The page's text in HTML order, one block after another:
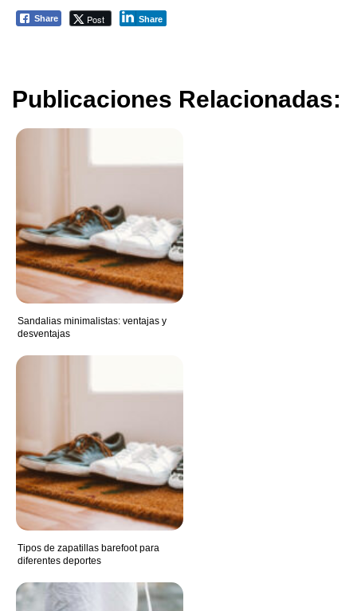
Share Post Share
Publicaciones Relacionadas:
Sandalias minimalistas: ventajas y
desventajas
Tipos de zapatillas barefoot para
diferentes deportes